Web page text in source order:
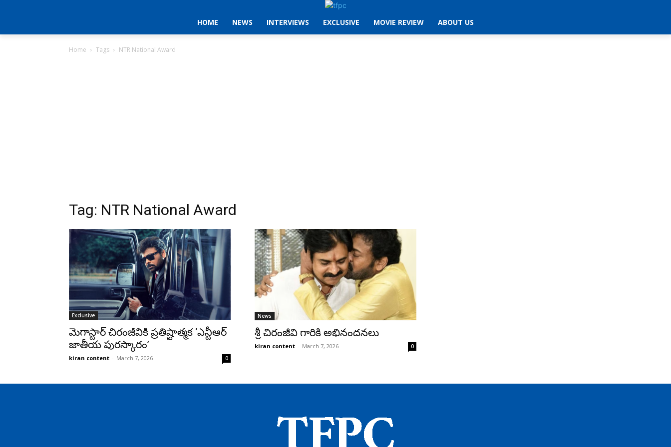
HOME NEWS INTERVIEWS EXCLUSIVE MOVIE REVIEW ABOUT US
Home Tags NTR National Award
Tag: NTR National Award
Exclusive
మెగాస్టార్ చిరంజీవికి ప్రతిష్టాత్మక ‘ఎన్టీఆర్
జాతీయ పురస్కారం’
kiran content - March 7, 2026 0
News
శ్రీ చిరంజీవి గారికి అభినందనలు
kiran content - March 7, 2026 0